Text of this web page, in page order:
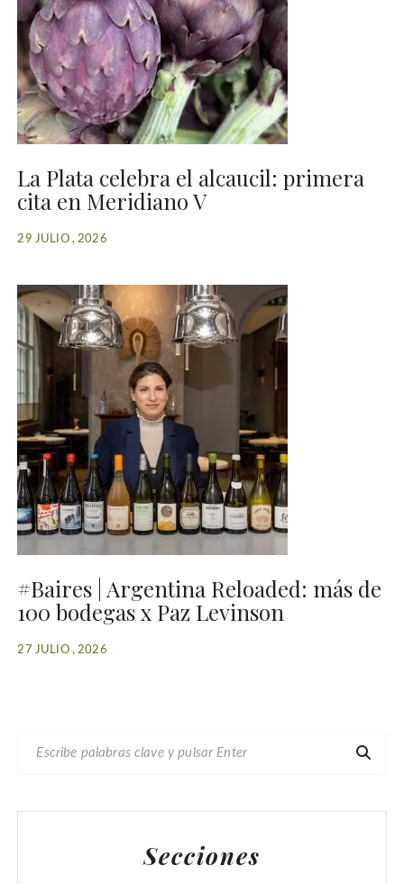
La Plata celebra el alcaucil: primera
cita en Meridiano V
29 JULIO , 2026
#Baires | Argentina Reloaded: más de
100 bodegas x Paz Levinson
27 JULIO , 2026
C
Secciones